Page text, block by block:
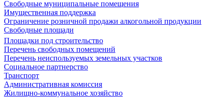
Свободные муниципальные помещения
Имущественная поддержка
Ограничение розничной продажи алкогольной продукции
Свободные площади
Площадки под строительство
Перечень свободных помещений
Перечень неиспользуемых земельных участков
Социальное партнерство
Транспорт
Административная комиссия
Жилищно-коммунальное хозяйство